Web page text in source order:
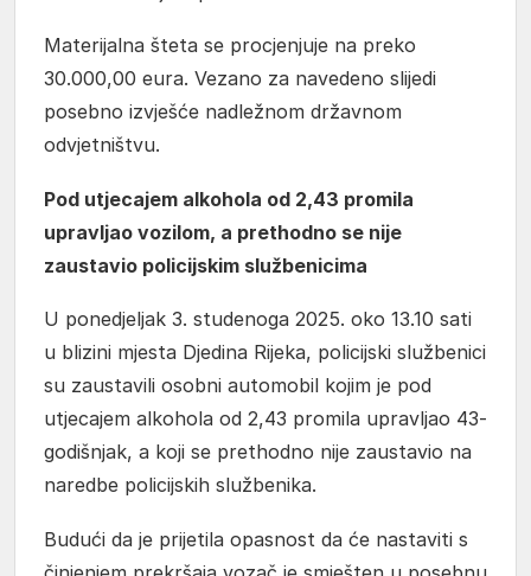
Materijalna šteta se procjenjuje na preko
30.000,00 eura. Vezano za navedeno slijedi
posebno izvješće nadležnom državnom
odvjetništvu.
Pod utjecajem alkohola od 2,43 promila
upravljao vozilom, a prethodno se nije
zaustavio policijskim službenicima
U ponedjeljak 3. studenoga 2025. oko 13.10 sati
u blizini mjesta Djedina Rijeka, policijski službenici
su zaustavili osobni automobil kojim je pod
utjecajem alkohola od 2,43 promila upravljao 43-
godišnjak, a koji se prethodno nije zaustavio na
naredbe policijskih službenika.
Budući da je prijetila opasnost da će nastaviti s